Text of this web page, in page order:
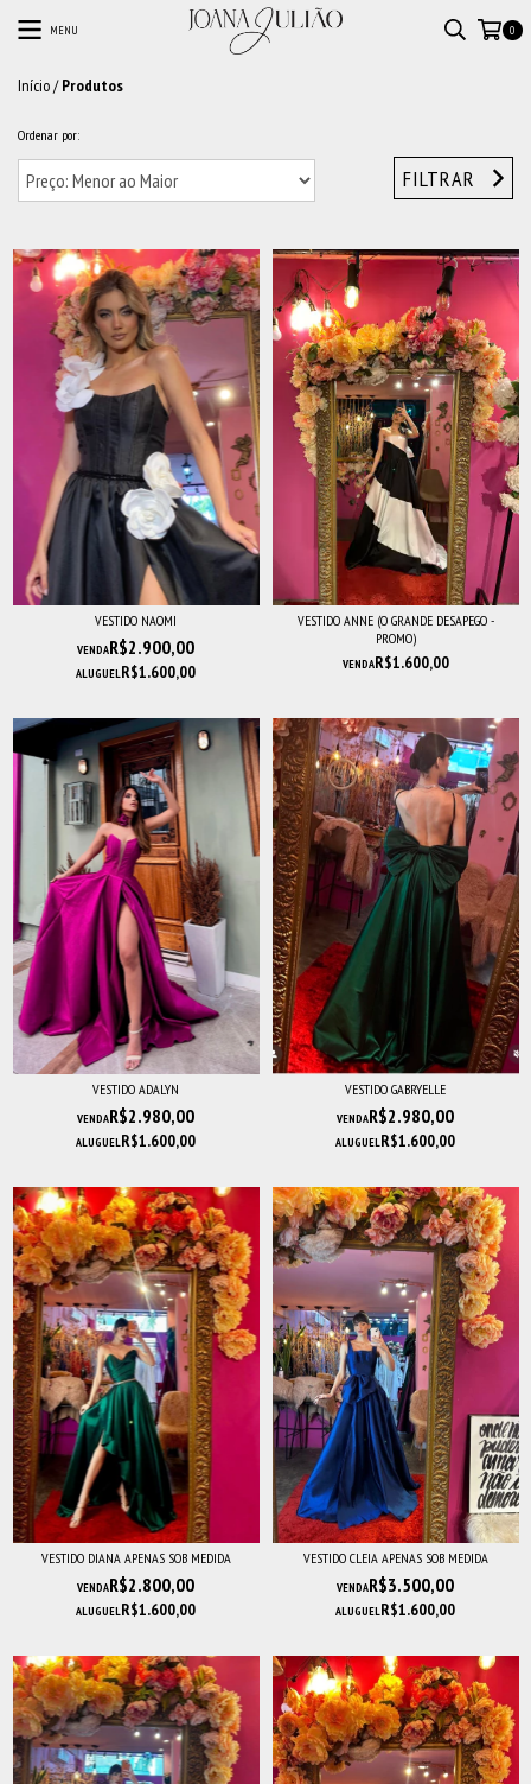
MENU 0
Início/ Produtos
Ordenar por:
FILTRAR
VESTIDO NAOMI
VENDAR$2.900,00
ALUGUELR$1.600,00
VESTIDO ANNE (O GRANDE DESAPEGO -
PROMO)
VENDAR$1.600,00
VESTIDO ADALYN
VENDAR$2.980,00
ALUGUELR$1.600,00
VESTIDO GABRYELLE
VENDAR$2.980,00
ALUGUELR$1.600,00
VESTIDO DIANA APENAS SOB MEDIDA
VENDAR$2.800,00
ALUGUELR$1.600,00
VESTIDO CLEIA APENAS SOB MEDIDA
VENDAR$3.500,00
ALUGUELR$1.600,00